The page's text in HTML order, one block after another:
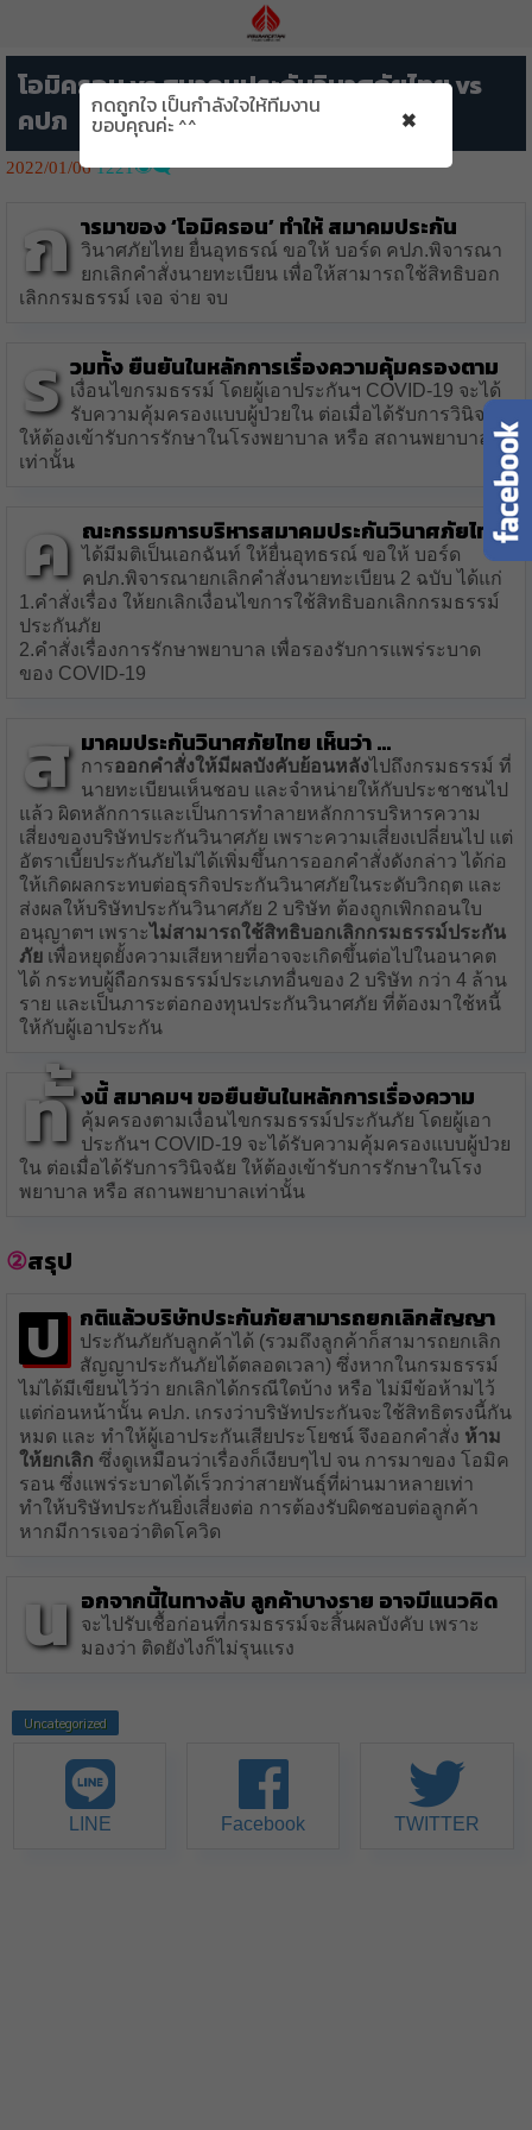
โอมิครอน vs สมาคมประกันวินาศภัยไทย vs
คปภ
2022/01/061221👁️‍🗨️
ก ารมาของ ‘โอมิครอน’ ทำให้ สมาคมประกัน
วินาศภัยไทย ยื่นอุทธรณ์ ขอให้ บอร์ด คปภ.พิจารณา
ยกเลิกคำสั่งนายทะเบียน เพื่อให้สามารถใช้สิทธิบอก
เลิกกรมธรรม์ เจอ จ่าย จบ
ร วมทั้ง ยืนยันในหลักการเรื่องความคุ้มครองตาม
เงื่อนไขกรมธรรม์ โดยผู้เอาประกันฯ COVID-19 จะได้
รับความคุ้มครองแบบผู้ป่วยใน ต่อเมื่อได้รับการวินิจฉัย
ให้ต้องเข้ารับการรักษาในโรงพยาบาล หรือ สถานพยาบาล
เท่านั้น
ค ณะกรรมการบริหารสมาคมประกันวินาศภัยไทย
ได้มีมติเป็นเอกฉันท์ ให้ยื่นอุทธรณ์ ขอให้ บอร์ด
คปภ.พิจารณายกเลิกคำสั่งนายทะเบียน 2 ฉบับ ได้แก่
1.คำสั่งเรื่อง ให้ยกเลิกเงื่อนไขการใช้สิทธิบอกเลิกกรมธรรม์
ประกันภัย
2.คำสั่งเรื่องการรักษาพยาบาล เพื่อรองรับการแพร่ระบาด
ของ COVID-19
ส มาคมประกันวินาศภัยไทย เห็นว่า …
การออกคำสั่งให้มีผลบังคับย้อนหลังไปถึงกรมธรรม์ ที่
นายทะเบียนเห็นชอบ และจำหน่ายให้กับประชาชนไป
แล้ว ผิดหลักการและเป็นการทำลายหลักการบริหารความ
เสี่ยงของบริษัทประกันวินาศภัย เพราะความเสี่ยงเปลี่ยนไป แต่
อัตราเบี้ยประกันภัยไม่ได้เพิ่มขึ้นการออกคำสั่งดังกล่าว ได้ก่อ
ให้เกิดผลกระทบต่อธุรกิจประกันวินาศภัยในระดับวิกฤต และ
ส่งผลให้บริษัทประกันวินาศภัย 2 บริษัท ต้องถูกเพิกถอนใบ
อนุญาตฯ เพราะไม่สามารถใช้สิทธิบอกเลิกกรมธรรม์ประกัน
ภัย เพื่อหยุดยั้งความเสียหายที่อาจจะเกิดขึ้นต่อไปในอนาคต
ได้ กระทบผู้ถือกรมธรรม์ประเภทอื่นของ 2 บริษัท กว่า 4 ล้าน
ราย และเป็นภาระต่อกองทุนประกันวินาศภัย ที่ต้องมาใช้หนี้
ให้กับผู้เอาประกัน
ทั้ งนี้ สมาคมฯ ขอยืนยันในหลักการเรื่องความ
คุ้มครองตามเงื่อนไขกรมธรรม์ประกันภัย โดยผู้เอา
ประกันฯ COVID-19 จะได้รับความคุ้มครองแบบผู้ป่วย
ใน ต่อเมื่อได้รับการวินิจฉัย ให้ต้องเข้ารับการรักษาในโรง
พยาบาล หรือ สถานพยาบาลเท่านั้น
สรุป
ป กติแล้วบริษัทประกันภัยสามารถยกเลิกสัญญา
ประกันภัยกับลูกค้าได้ (รวมถึงลูกค้าก็สามารถยกเลิก
สัญญาประกันภัยได้ตลอดเวลา) ซึ่งหากในกรมธรรม์
ไม่ได้มีเขียนไว้ว่า ยกเลิกได้กรณีใดบ้าง หรือ ไม่มีข้อห้ามไว้
แต่ก่อนหน้านั้น คปภ. เกรงว่าบริษัทประกันจะใช้สิทธิตรงนี้กัน
หมด และ ทำให้ผู้เอาประกันเสียประโยชน์ จึงออกคำสั่ง ห้าม
ให้ยกเลิก ซึ่งดูเหมือนว่าเรื่องก็เงียบๆไป จน การมาของ โอมิค
รอน ซึ่งแพร่ระบาดได้เร็วกว่าสายพันธุ์ที่ผ่านมาหลายเท่า
ทำให้บริษัทประกันยิ่งเสี่ยงต่อ การต้องรับผิดชอบต่อลูกค้า
หากมีการเจอว่าติดโควิด
น อกจากนี้ในทางลับ ลูกค้าบางราย อาจมีแนวคิด
จะไปรับเชื้อก่อนที่กรมธรรม์จะสิ้นผลบังคับ เพราะ
มองว่า ติดยังไงก็ไม่รุนเเรง
Uncategorized
LINE Facebook TWITTER
กดถูกใจ เป็นกำลังใจให้ทีมงาน
ขอบคุณค่ะ ^^ ×